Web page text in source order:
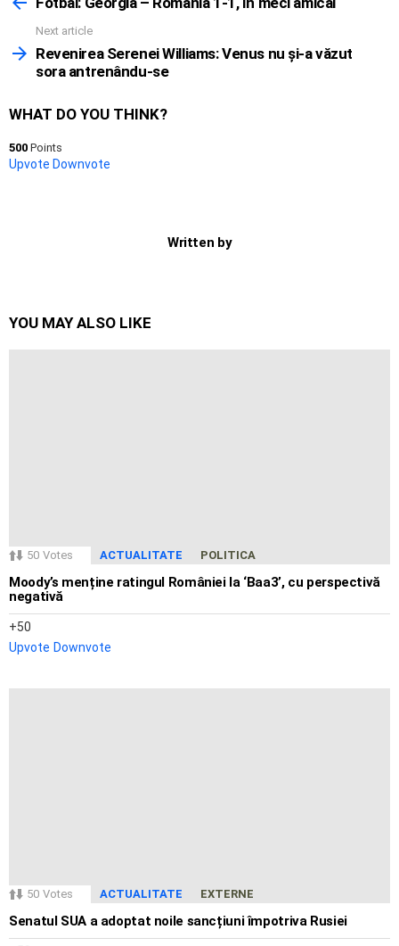
Next article
Revenirea Serenei Williams: Venus nu şi-a văzut
sora antrenându-se
WHAT DO YOU THINK?
500 Points
Upvote Downvote
Written by
YOU MAY ALSO LIKE
50 Votes ACTUALITATE POLITICA
Moody’s menține ratingul României la ‘Baa3’, cu perspectivă
negativă
50
Upvote Downvote
50 Votes ACTUALITATE EXTERNE
Senatul SUA a adoptat noile sancțiuni împotriva Rusiei